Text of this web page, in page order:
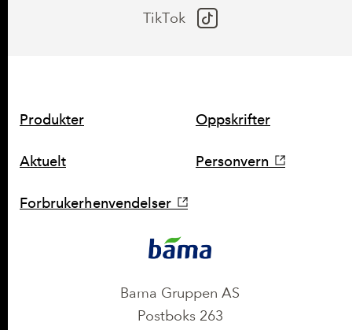
TikTok
Bama Gruppen AS
Postboks 263
SNARVEIER
Produkter Oppskrifter
Aktuelt Personvern
Forbrukerhenvendelser